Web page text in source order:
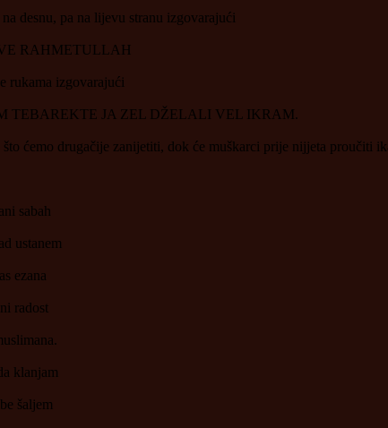
desnu, pa na lijevu stranu izgovarajući
RAHMETULLAH
rukama izgovarajući
TEBAREKTE JA ZEL DŽELALI VEL IKRAM.
ćemo drugačije zanijetiti, dok će muškarci prije nijjeta proučiti
sabah
ustanem
ezana
radost
klanjam
šaljem